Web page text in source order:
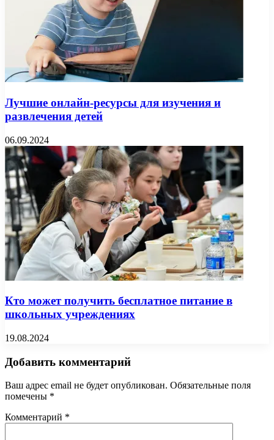
Лучшие онлайн-ресурсы для изучения и
развлечения детей
06.09.2024
Кто может получить бесплатное питание в
школьных учреждениях
19.08.2024
Добавить комментарий
Ваш адрес email не будет опубликован. Обязательные поля
помечены *
Комментарий *